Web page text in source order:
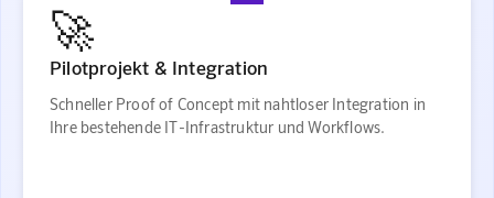
🚀
Pilotprojekt & Integration
Schneller Proof of Concept mit nahtloser Integration in
Ihre bestehende IT-Infrastruktur und Workflows.